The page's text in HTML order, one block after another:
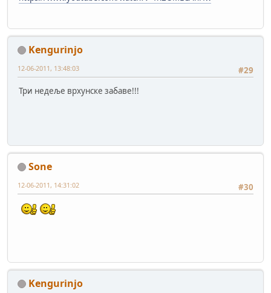
Kengurinjo
#29
12-06-2011, 13:48:03
Три недеље врхунске забаве!!!
Sone
#30
12-06-2011, 14:31:02
Kengurinjo